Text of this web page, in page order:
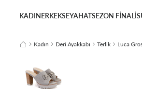
KADINERKEKSEYAHATSEZON FİNALİ
Kadın Deri Ayakkabı Terlik Luca